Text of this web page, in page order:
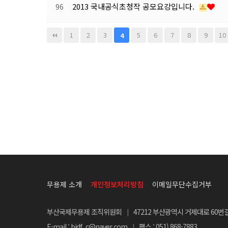
96 2013 국내공식초청작 공모요강입니다.
1 2 3 4 5 6 7 8 9 10
무용제 소개 개인정보처리방침 이메일무단수집거부
부산국제무용제 조직위원회 | 47212 부산광역시 거제대로 60번